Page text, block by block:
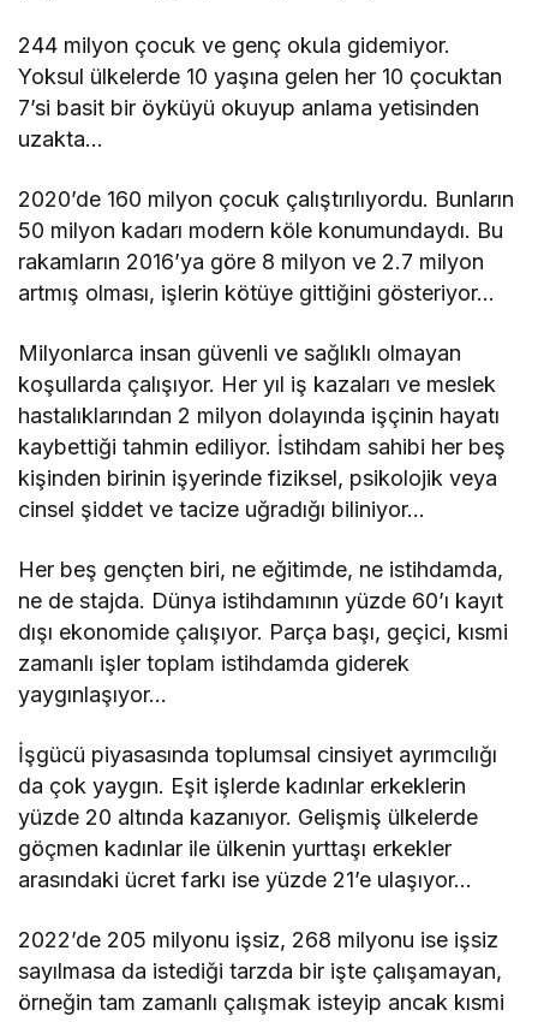
244 milyon çocuk ve genç okula gidemiyor.
Yoksul ülkelerde 10 yaşına gelen her 10 çocuktan
7’si basit bir öyküyü okuyup anlama yetisinden
uzakta…
2020’de 160 milyon çocuk çalıştırılıyordu. Bunların
50 milyon kadarı modern köle konumundaydı. Bu
rakamların 2016’ya göre 8 milyon ve 2.7 milyon
artmış olması, işlerin kötüye gittiğini gösteriyor…
Milyonlarca insan güvenli ve sağlıklı olmayan
koşullarda çalışıyor. Her yıl iş kazaları ve meslek
hastalıklarından 2 milyon dolayında işçinin hayatı
kaybettiği tahmin ediliyor. İstihdam sahibi her beş
kişinden birinin işyerinde fiziksel, psikolojik veya
cinsel şiddet ve tacize uğradığı biliniyor…
Her beş gençten biri, ne eğitimde, ne istihdamda,
ne de stajda. Dünya istihdamının yüzde 60’ı kayıt
dışı ekonomide çalışıyor. Parça başı, geçici, kısmi
zamanlı işler toplam istihdamda giderek
yaygınlaşıyor…
İşgücü piyasasında toplumsal cinsiyet ayrımcılığı
da çok yaygın. Eşit işlerde kadınlar erkeklerin
yüzde 20 altında kazanıyor. Gelişmiş ülkelerde
göçmen kadınlar ile ülkenin yurttaşı erkekler
arasındaki ücret farkı ise yüzde 21’e ulaşıyor…
2022’de 205 milyonu işsiz, 268 milyonu ise işsiz
sayılmasa da istediği tarzda bir işte çalışamayan,
örneğin tam zamanlı çalışmak isteyip ancak kısmi